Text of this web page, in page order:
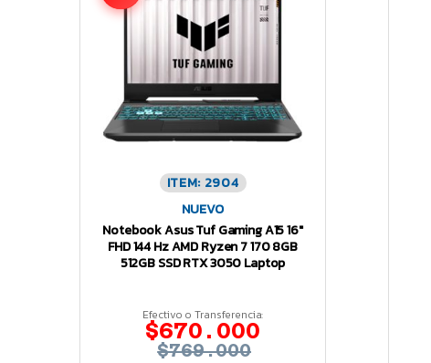
ITEM: 2904
NUEVO
Notebook Asus Tuf Gaming A15 16″
FHD 144 Hz AMD Ryzen 7 170 8GB
512GB SSD RTX 3050 Laptop
Efectivo o Transferencia:
$670.000
$769.000